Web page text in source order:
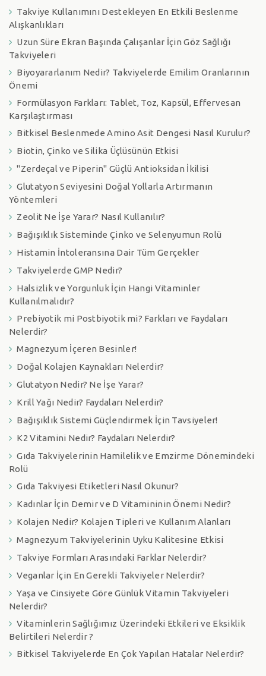
Takviye Kullanımını Destekleyen En Etkili Beslenme
Alışkanlıkları
Uzun Süre Ekran Başında Çalışanlar İçin Göz Sağlığı
Takviyeleri
Biyoyararlanım Nedir? Takviyelerde Emilim Oranlarının
Önemi
Formülasyon Farkları: Tablet, Toz, Kapsül, Effervesan
Karşılaştırması
Bitkisel Beslenmede Amino Asit Dengesi Nasıl Kurulur?
Biotin, Çinko ve Silika Üçlüsünün Etkisi
"Zerdeçal ve Piperin" Güçlü Antioksidan İkilisi
Glutatyon Seviyesini Doğal Yollarla Artırmanın
Yöntemleri
Zeolit Ne İşe Yarar? Nasıl Kullanılır?
Bağışıklık Sisteminde Çinko ve Selenyumun Rolü
Histamin İntoleransına Dair Tüm Gerçekler
Takviyelerde GMP Nedir?
Halsizlik ve Yorgunluk İçin Hangi Vitaminler
Kullanılmalıdır?
Prebiyotik mi Postbiyotik mi? Farkları ve Faydaları
Nelerdir?
Magnezyum İçeren Besinler!
Doğal Kolajen Kaynakları Nelerdir?
Glutatyon Nedir? Ne İşe Yarar?
Krill Yağı Nedir? Faydaları Nelerdir?
Bağışıklık Sistemi Güçlendirmek İçin Tavsiyeler!
K2 Vitamini Nedir? Faydaları Nelerdir?
Gıda Takviyelerinin Hamilelik ve Emzirme Dönemindeki
Rolü
Gıda Takviyesi Etiketleri Nasıl Okunur?
Kadınlar İçin Demir ve D Vitamininin Önemi Nedir?
Kolajen Nedir? Kolajen Tipleri ve Kullanım Alanları
Magnezyum Takviyelerinin Uyku Kalitesine Etkisi
Takviye Formları Arasındaki Farklar Nelerdir?
Veganlar İçin En Gerekli Takviyeler Nelerdir?
Yaşa ve Cinsiyete Göre Günlük Vitamin Takviyeleri
Nelerdir?
Vitaminlerin Sağlığımız Üzerindeki Etkileri ve Eksiklik
Belirtileri Nelerdir ?
Bitkisel Takviyelerde En Çok Yapılan Hatalar Nelerdir?